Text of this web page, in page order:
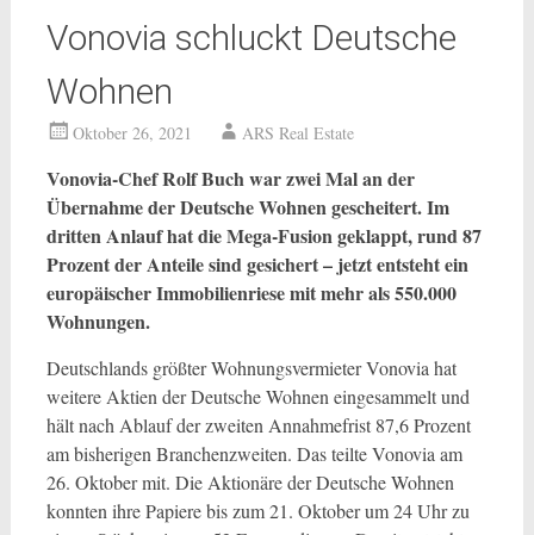
Vonovia schluckt Deutsche
Wohnen
Oktober 26, 2021 ARS Real Estate
Vonovia-Chef Rolf Buch war zwei Mal an der
Übernahme der Deutsche Wohnen gescheitert. Im
dritten Anlauf hat die Mega-Fusion geklappt, rund 87
Prozent der Anteile sind gesichert – jetzt entsteht ein
europäischer Immobilienriese mit mehr als 550.000
Wohnungen.
Deutschlands größter Wohnungsvermieter Vonovia hat
weitere Aktien der Deutsche Wohnen eingesammelt und
hält nach Ablauf der zweiten Annahmefrist 87,6 Prozent
am bisherigen Branchenzweiten. Das teilte Vonovia am
26. Oktober mit. Die Aktionäre der Deutsche Wohnen
konnten ihre Papiere bis zum 21. Oktober um 24 Uhr zu